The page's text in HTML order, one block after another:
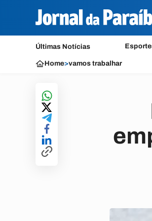
Últimas Notícias
Home>vamos trabalhar